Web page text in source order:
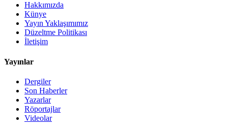
Hakkımızda
Künye
Yayın Yaklaşımımız
Düzeltme Politikası
İletişim
Yayınlar
Dergiler
Son Haberler
Yazarlar
Röportajlar
Videolar